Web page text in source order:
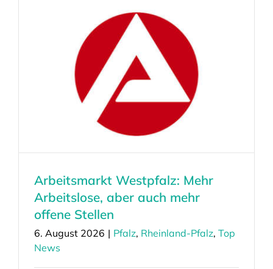
Arbeitsmarkt Westpfalz: Mehr
Arbeitslose, aber auch mehr
offene Stellen
6. August 2026 | Pfalz, Rheinland-Pfalz, Top
News